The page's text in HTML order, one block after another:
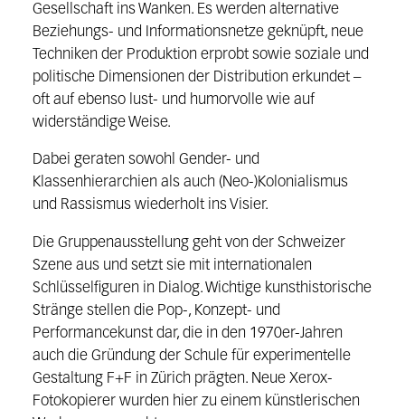
Gesellschaft ins Wanken. Es werden alternative
Beziehungs- und Informationsnetze geknüpft, neue
Techniken der Produktion erprobt sowie soziale und
politische Dimensionen der Distribution erkundet –
oft auf ebenso lust- und humorvolle wie auf
widerständige Weise.
Dabei geraten sowohl Gender- und
Klassenhierarchien als auch (Neo-)Kolonialismus
und Rassismus wiederholt ins Visier.
Die Gruppenausstellung geht von der Schweizer
Szene aus und setzt sie mit internationalen
Schlüsselfiguren in Dialog. Wichtige kunsthistorische
Stränge stellen die Pop-, Konzept- und
Performancekunst dar, die in den 1970er-Jahren
auch die Gründung der Schule für experimentelle
Gestaltung F+F in Zürich prägten. Neue Xerox-
Fotokopierer wurden hier zu einem künstlerischen